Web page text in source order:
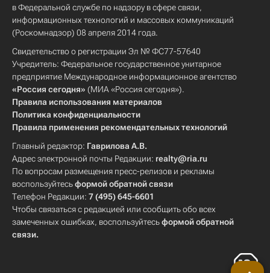
в Федеральной службе по надзору в сфере связи,
информационных технологий и массовых коммуникаций
(Роскомнадзор) 08 апреля 2014 года.
Свидетельство о регистрации Эл № ФС77-57640
Учредитель: Федеральное государственное унитарное
предприятие Международное информационное агентство
«Россия сегодня» (МИА «Россия сегодня»).
Правила использования материалов
Политика конфиденциальности
Правила применения рекомендательных технологий
Главный редактор: Гаврилова А.В.
Адрес электронной почты Редакции: realty@ria.ru
По вопросам размещения пресс-релизов и рекламы
воспользуйтесьформой обратной связи
Телефон Редакции: 7 (495) 645-6601
Чтобы связаться с редакцией или сообщить обо всех
замеченных ошибках, воспользуйтесьформой обратной
связи.